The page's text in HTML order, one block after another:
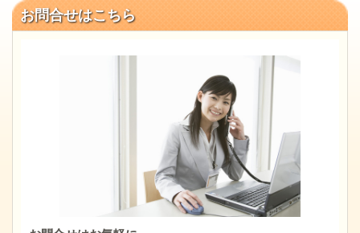
お問合せはこちら